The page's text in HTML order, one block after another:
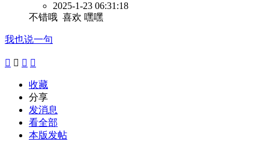
2025-1-23 06:31:18
不错哦 喜欢 嘿嘿
我也说一句
   
收藏
分享
发消息
看全部
本版发帖